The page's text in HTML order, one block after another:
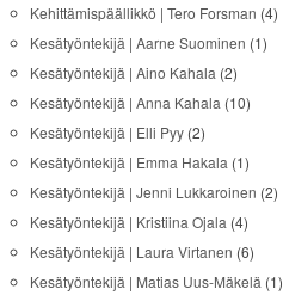
Kehittämispäällikkö | Tero Forsman (4)
Kesätyöntekijä | Aarne Suominen (1)
Kesätyöntekijä | Aino Kahala (2)
Kesätyöntekijä | Anna Kahala (10)
Kesätyöntekijä | Elli Pyy(2)
Kesätyöntekijä | Emma Hakala (1)
Kesätyöntekijä | Jenni Lukkaroinen (2)
Kesätyöntekijä | Kristiina Ojala (4)
Kesätyöntekijä | Laura Virtanen (6)
Kesätyöntekijä | Matias Uus-Mäkelä (1)